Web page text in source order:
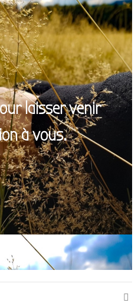
laisser venir
à vous.